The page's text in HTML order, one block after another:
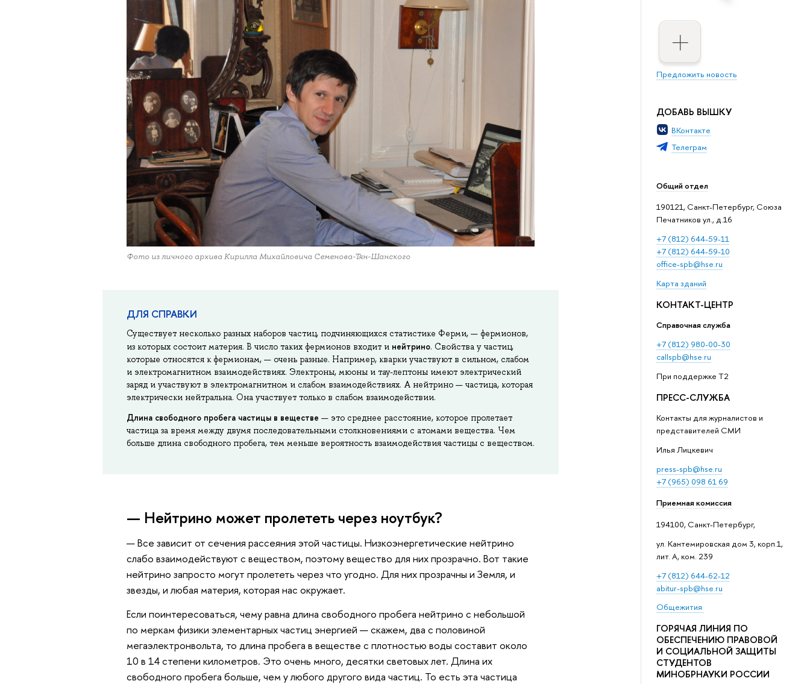
Предложить новость
ДОБАВЬ ВЫШКУ
ВКонтакте
Телеграм
Общий отдел
190121, Санкт-Петербург, Союза
Печатников ул., д.16
+7 (812) 644-59-11
+7 (812) 644-59-10
office-spb@hse.ru
Карта зданий
КОНТАКТ-ЦЕНТР
Справочная служба
+7 (812) 980-00-30
callspb@hse.ru
При поддержке T2
ПРЕСС-СЛУЖБА
Контакты для журналистов и
представителей СМИ
Илья Лицкевич
press-spb@hse.ru
+7 (965) 098 61 69
Приемная комиссия
194100, Санкт-Петербург,
ул. Кантемировская дом 3, корп.1,
лит. А, ком. 239
+7 (812) 644-62-12
abitur-spb@hse.ru
Общежития
ГОРЯЧАЯ ЛИНИЯ ПО
ОБЕСПЕЧЕНИЮ ПРАВОВОЙ
И СОЦИАЛЬНОЙ ЗАЩИТЫ
СТУДЕНТОВ
МИНОБРНАУКИ РОССИИ
Фото из личного архива Кирилла Михайловича Семенова-Тян-Шанского
ДЛЯ СПРАВКИ
Существует несколько разных наборов частиц, подчиняющихся статистике Ферми, — фермионов,
из которых состоит материя. В число таких фермионов входит и нейтрино. Свойства у частиц,
которые относятся к фермионам, — очень разные. Например, кварки участвуют в сильном, слабом
и электромагнитном взаимодействиях. Электроны, мюоны и тау-лептоны имеют электрический
заряд и участвуют в электромагнитном и слабом взаимодействиях. А нейтрино — частица, которая
электрически нейтральна. Она участвует только в слабом взаимодействии.
Длина свободного пробега частицы в веществе — это среднее расстояние, которое пролетает
частица за время между двумя последовательными столкновениями с атомами вещества. Чем
больше длина свободного пробега, тем меньше вероятность взаимодействия частицы с веществом.
— Нейтрино может пролететь через ноутбук?
— Все зависит от сечения рассеяния этой частицы. Низкоэнергетические нейтрино
слабо взаимодействуют с веществом, поэтому вещество для них прозрачно. Вот такие
нейтрино запросто могут пролететь через что угодно. Для них прозрачны и Земля, и
звезды, и любая материя, которая нас окружает.
Если поинтересоваться, чему равна длина свободного пробега нейтрино с небольшой
по меркам физики элементарных частиц энергией — скажем, два с половиной
мегаэлектронвольта, то длина пробега в веществе с плотностью воды составит около
10 в 14 степени километров. Это очень много, десятки световых лет. Длина их
свободного пробега больше, чем у любого другого вида частиц. То есть эта частица